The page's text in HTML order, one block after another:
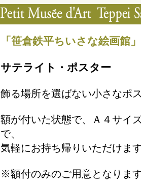
「笹倉鉄平ちいさな絵画館
サテライト・ポスター
飾る場所を選ばない小さなポ
額が付いた状態で、Ａ４サイ
で、
気軽にお持ち帰りいただけま
※額付のみのご用意となりま